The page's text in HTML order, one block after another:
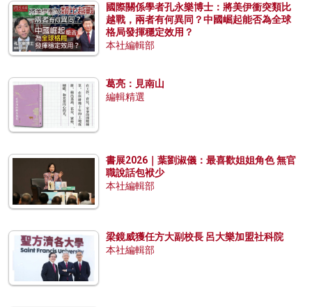
國際關係學者孔永樂博士：將美伊衝突類比
越戰，兩者有何異同？中國崛起能否為全球
格局發揮穩定效用？
本社編輯部
葛亮：見南山
編輯精選
書展2026｜葉劉淑儀：最喜歡姐姐角色 無官
職說話包袱少
本社編輯部
梁鏡威獲任方大副校長 呂大樂加盟社科院
本社編輯部